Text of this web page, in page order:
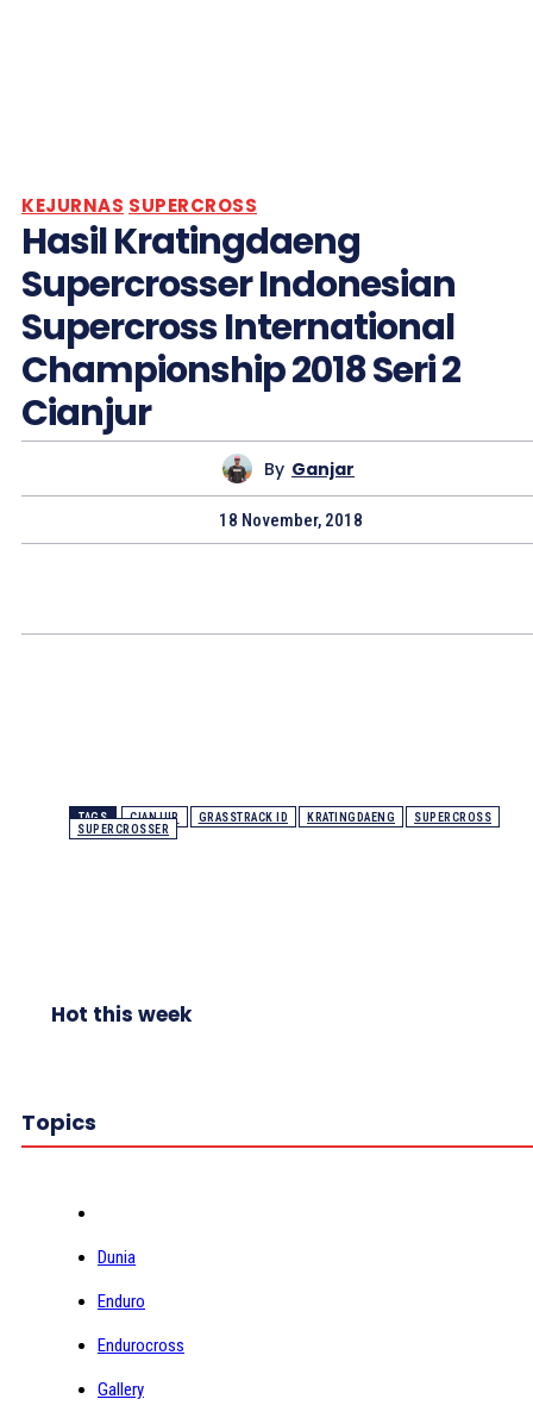
KEJURNAS SUPERCROSS
Hasil Kratingdaeng
Supercrosser Indonesian
Supercross International
Championship 2018 Seri 2
Cianjur
By Ganjar
18 November, 2018
TAGS CIANJUR GRASSTRACK ID KRATINGDAENG
SUPERCROSS
SUPERCROSSER
Hot this week
Topics
Dunia
Enduro
Endurocross
Gallery